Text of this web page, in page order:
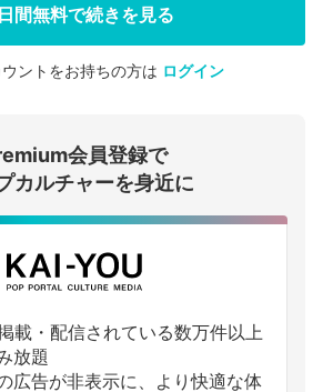
会員登録する
ログインする
間無料で続きを見る
ントをお持ちの方は ログイン
会員登録で
カルチャーを身近に
載・配信されている数万件以上
放題
広告が非表示に、より快適な体